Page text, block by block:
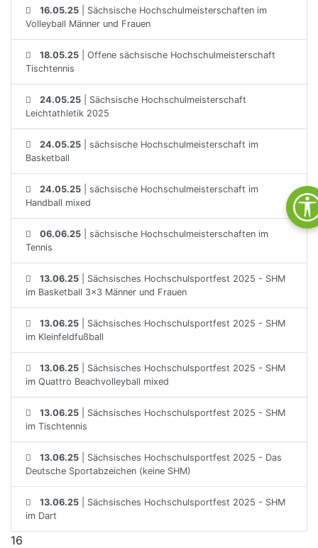
16.05.25 | Sächsische Hochschulmeisterschaften im
Volleyball Männer und Frauen
18.05.25 | Offene sächsische Hochschulmeisterschaft
Tischtennis
24.05.25 | Sächsische Hochschulmeisterschaft
Leichtathletik 2025
24.05.25 | sächsische Hochschulmeisterschaft im
Basketball
24.05.25 | sächsische Hochschulmeisterschaft im
Handball mixed
06.06.25 | sächsische Hochschulmeisterschaften im
Tennis
13.06.25 | Sächsisches Hochschulsportfest 2025 - SHM
im Basketball 3x3 Männer und Frauen
13.06.25 | Sächsisches Hochschulsportfest 2025 - SHM
im Kleinfeldfußball
13.06.25 | Sächsisches Hochschulsportfest 2025 - SHM
im Quattro Beachvolleyball mixed
13.06.25 | Sächsisches Hochschulsportfest 2025 - SHM
im Tischtennis
13.06.25 | Sächsisches Hochschulsportfest 2025 - Das
Deutsche Sportabzeichen (keine SHM)
13.06.25 | Sächsisches Hochschulsportfest 2025 - SHM
im Dart
16